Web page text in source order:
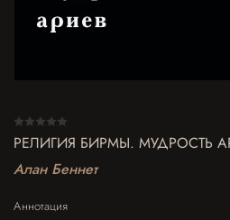
РЕЛИГИЯ БИРМЫ. МУДРОСТЬ
Алан Беннет
Аннотация